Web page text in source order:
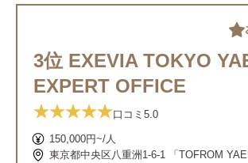
3位 EXEVIA TOKYO
EXPERT OFFICE
口コミ 5.0
150,000円~/人
東京都中央区八重洲1-6-1 「TOFROM